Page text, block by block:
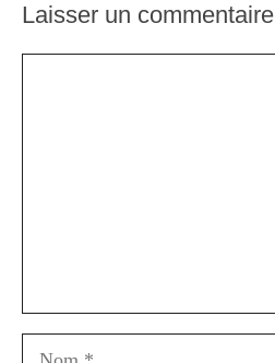
Laisser un commentaire
Nom